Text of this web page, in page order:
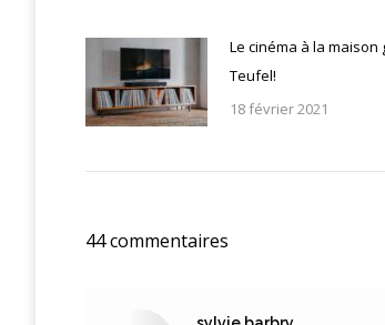
Le cinéma à la maison
Teufel!
18 février 2021
44 commentaires